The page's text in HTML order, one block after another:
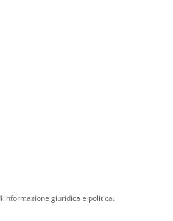
informazione giuridica e politica.